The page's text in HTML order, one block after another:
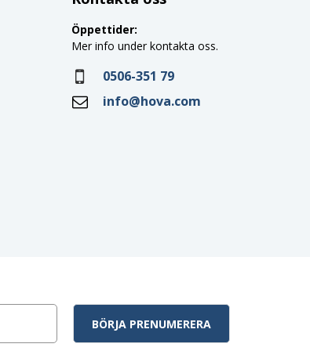
Öppettider:
Mer info under kontakta oss.
0506-351 79
info@hova.com